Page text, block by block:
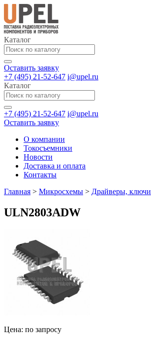
Каталог
Оставить заявку
+7 (495) 21-52-647 i@upel.ru
Каталог
+7 (495) 21-52-647 i@upel.ru
Оставить заявку
О компании
Токосъемники
Новости
Доставка и оплата
Контакты
Главная > Микросхемы > Драйверы, ключи
ULN2803ADW
Цена: по запросу